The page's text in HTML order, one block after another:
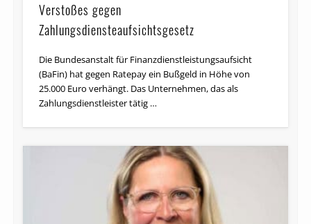
Verstoßes gegen
Zahlungsdiensteaufsichtsgesetz
Die Bundesanstalt für Finanzdienstleistungsaufsicht
(BaFin) hat gegen Ratepay ein Bußgeld in Höhe von
25.000 Euro verhängt. Das Unternehmen, das als
Zahlungsdienstleister tätig …